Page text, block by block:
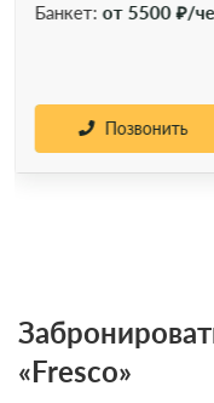
Банкет:от 5500 ₽/
Позвонить
«Fresco»